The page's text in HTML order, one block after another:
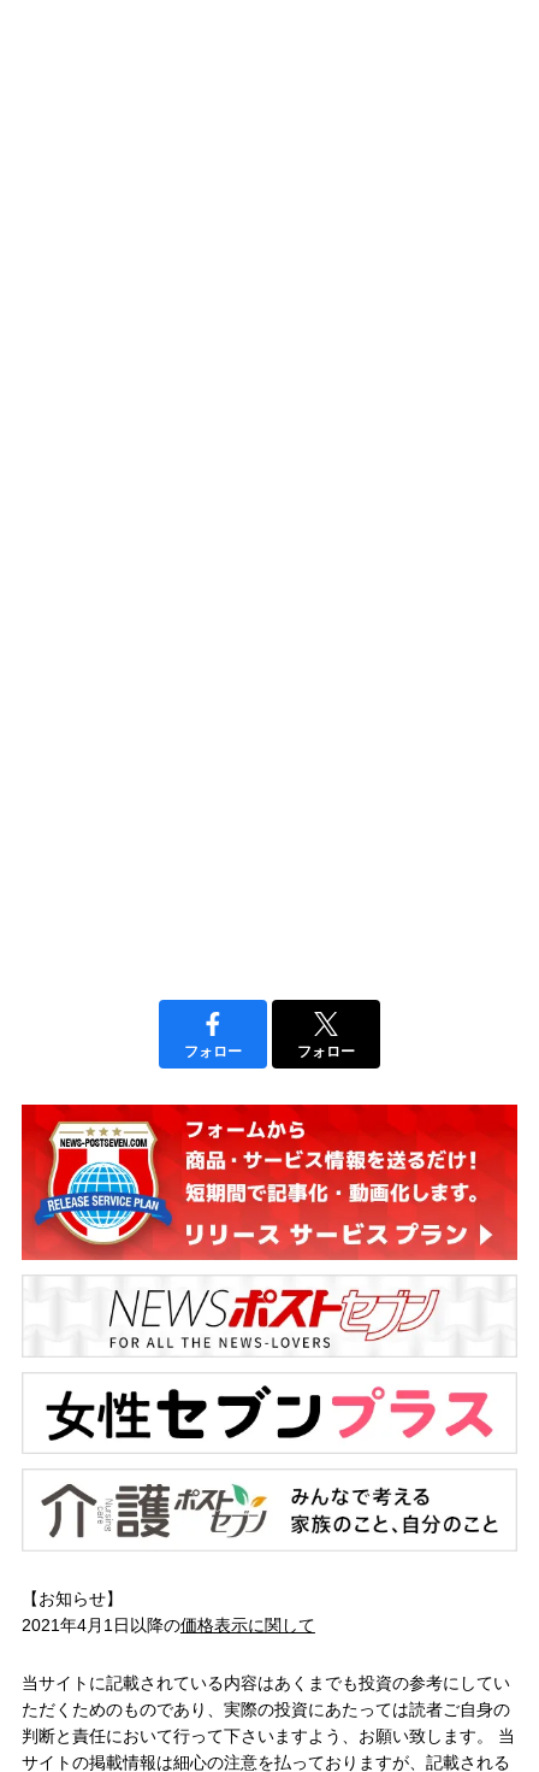
フォロー フォロー
【お知らせ】
2021年4月1日以降の価格表示に関して
当サイトに記載されている内容はあくまでも投資の参考にしてい
ただくためのものであり、実際の投資にあたっては読者ご自身の
判断と責任において行って下さいますよう、お願い致します。 当
サイトの掲載情報は細心の注意を払っておりますが、記載される